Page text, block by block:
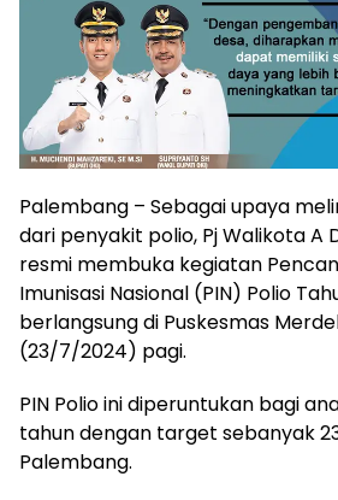
Palembang – Sebagai upaya
dari penyakit polio, Pj Walikota A
resmi membuka kegiatan
Imunisasi Nasional (PIN) Polio
berlangsung di Puskesmas
(23/7/2024) pagi.
PIN Polio ini diperuntukan bagi
tahun dengan target sebanyak
Palembang.